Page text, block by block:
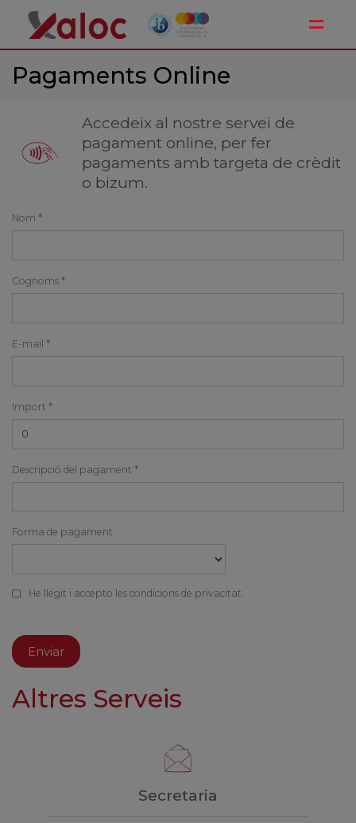
Pagaments Online
Accedeix al nostre servei de
pagament online, per fer
pagaments amb targeta de crèdit
o bizum.
Nom *
Cognoms *
E-mail *
Import *
Descripció del pagament *
Forma de pagament
He llegit i accepto les condicions de privacitat.
Altres Serveis
Secretaria